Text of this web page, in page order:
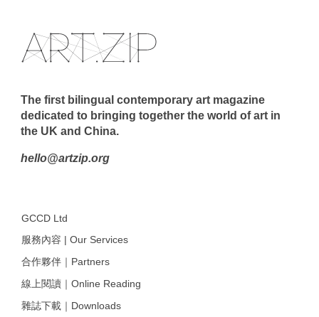
The first bilingual contemporary art magazine
dedicated to bringing together the world of art in
the UK and China.
hello@artzip.org
GCCD Ltd
服務內容 | Our Services
合作夥伴｜Partners
線上閱讀｜Online Reading
雜誌下載｜Downloads